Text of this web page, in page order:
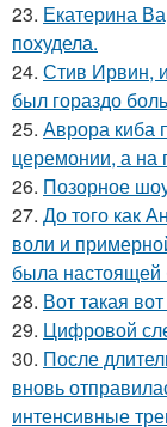
23. Екатерина
похудела.
24. Стив Ирвин,
был гораздо
25. Аврора киба
церемонии, а на
26. Позорное
27. До того как
воли и
была настоящей
28. Вот такая
29. Цифровой
30. После
вновь
интенсивные